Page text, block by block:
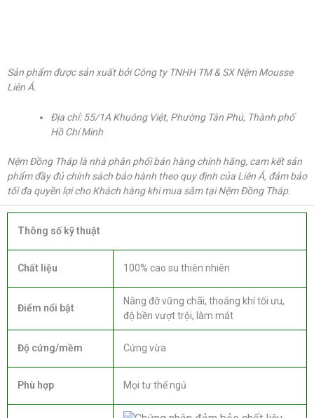
Sản phẩm được sản xuất bởi Công ty TNHH TM & SX Nệm Mousse
Liên Á.
Địa chỉ: 55/1A Khuông Việt, Phường Tân Phú, Thành phố
Hồ Chí Minh
Nệm Đồng Tháp là nhà phân phối bán hàng chính hãng, cam kết sản
phẩm đầy đủ chính sách bảo hành theo quy định của Liên Á, đảm bảo
tối đa quyền lợi cho Khách hàng khi mua sắm tại Nệm Đồng Tháp.
Thông số kỹ thuật
Chất liệu 100% cao su thiên nhiên
Điểm nổi bật
Nâng đỡ vững chãi, thoáng khí tối ưu,
độ bền vượt trội, làm mát
Độ cứng/mềm Cứng vừa
Phù hợp Mọi tư thế ngủ